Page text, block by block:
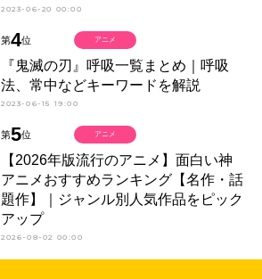
2023-06-20 00:00
第4位
『鬼滅の刃』呼吸一覧まとめ｜呼吸
法、常中などキーワードを解説
2023-06-15 19:00
アニメ
第5位
【2026年版流行のアニメ】面白い神
アニメおすすめランキング【名作・話
題作】｜ジャンル別人気作品をピック
アップ
2026-08-02 00:00
アニメ